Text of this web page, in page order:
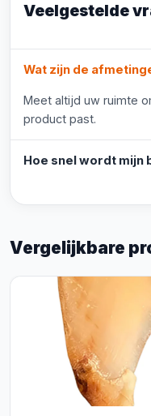
Veelgestelde
Wat zijn de
Meet altijd uw ruimte
product past.
Hoe snel wordt
Vergelijkbare